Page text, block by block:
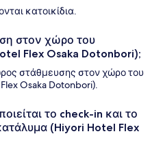
κατοικίδια.
στον χώρο του
Flex Osaka Dotonbori);
στάθμευσης στον χώρο του
Osaka Dotonbori).
το check-in και το
(Hiyori Hotel Flex